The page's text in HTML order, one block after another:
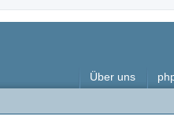
Über uns